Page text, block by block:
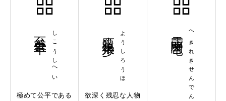
しこうしへい
極めて公平である
ようしろうほ
欲深く残忍な人物
へきれきせんでん